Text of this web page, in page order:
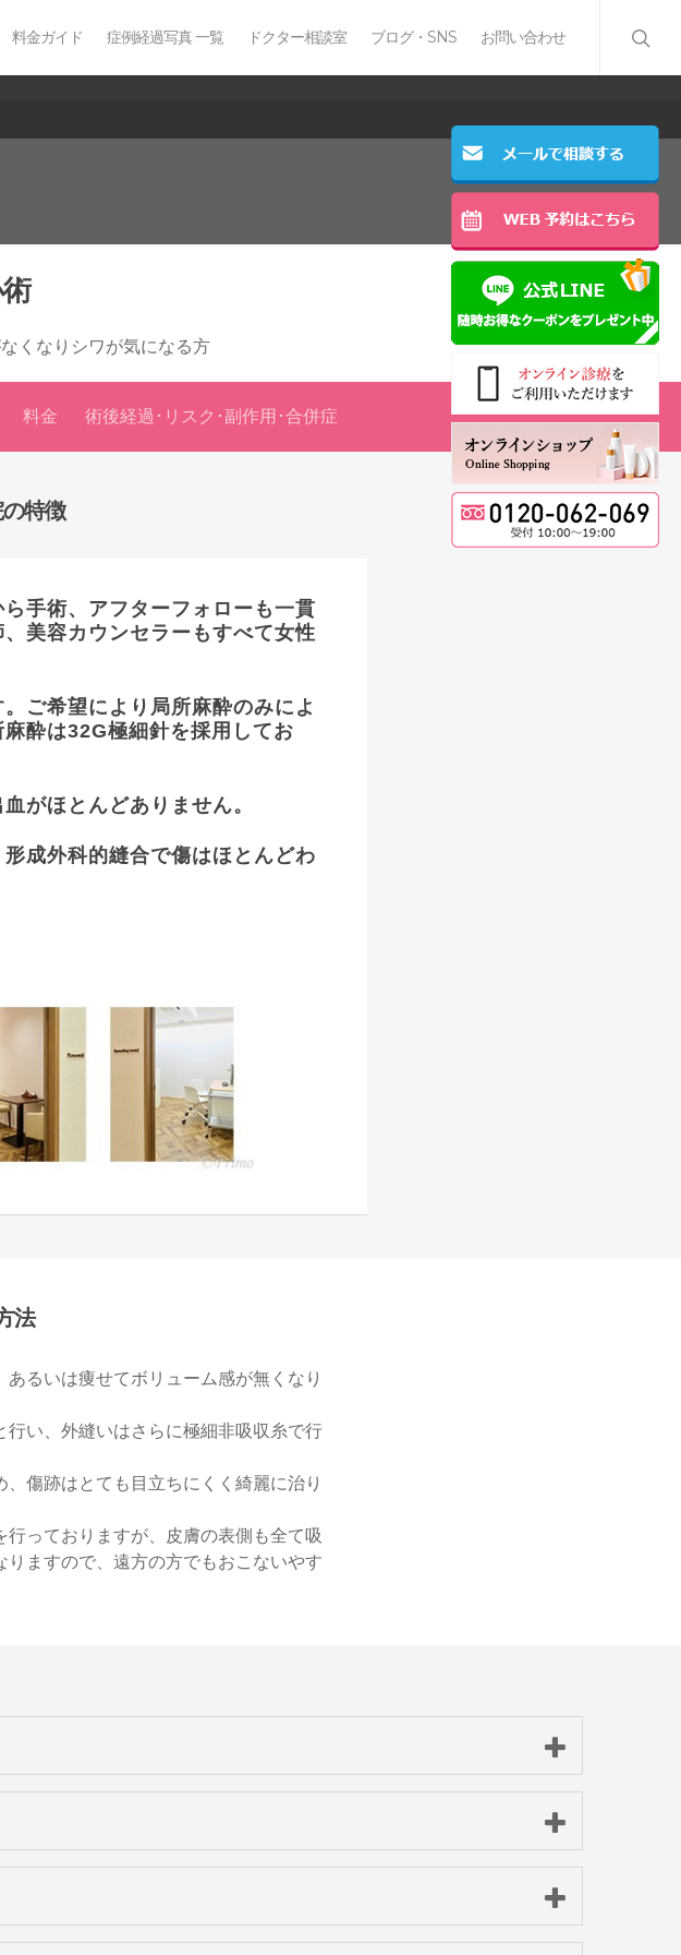
料金ガイド 症例経過写真 一覧 ドクター相談室 ブログ・SNS お問い合わせ
くなりシワが気になる方
料金 術後経過･リスク･副作用･合併症
特徴
手術、アフターフォローも一貫
美容カウンセラーもすべて女性
ご希望により局所麻酔のみによ
酔は32G極細針を採用してお
がほとんどありません。
成外科的縫合で傷はほとんどわ
法
るいは痩せてボリューム感が無くなり
い、外縫いはさらに極細非吸収糸で行
傷跡はとても目立ちにくく綺麗に治り
っておりますが、皮膚の表側も全て吸
ますので、遠方の方でもおこないやす